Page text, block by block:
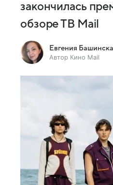
закончилась
обзоре ТВ Mail
Евгения
Автор Кино Mail